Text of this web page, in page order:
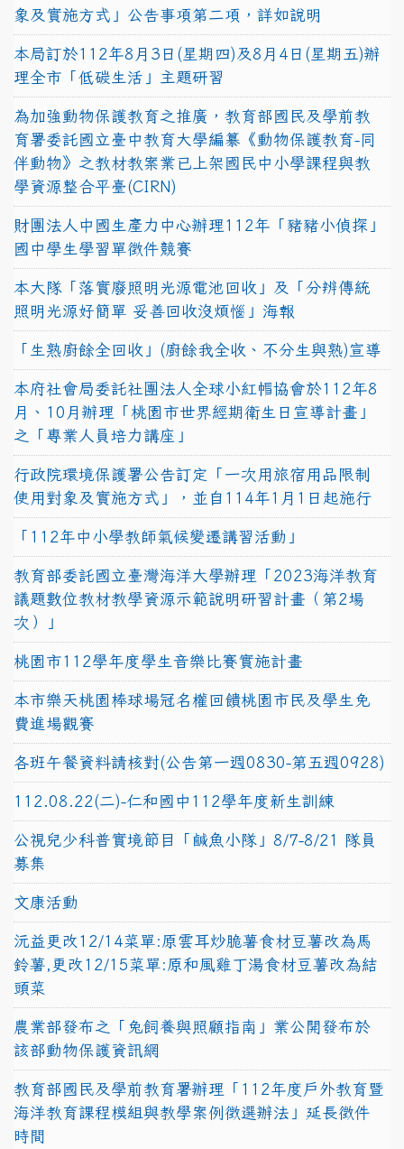
象及實施方式」公告事項第二項，詳如說明
本局訂於112年8月3日(星期四)及8月4日(星期五)辦
理全市「低碳生活」主題研習
為加強動物保護教育之推廣，教育部國民及學前教
育署委託國立臺中教育大學編纂《動物保護教育-同
伴動物》之教材教案業已上架國民中小學課程與教
學資源整合平臺(CIRN)
財團法人中國生產力中心辦理112年「豬豬小偵探」
國中學生學習單徵件競賽
本大隊「落實廢照明光源電池回收」及「分辨傳統
照明光源好簡單 妥善回收沒煩惱」海報
「生熟廚餘全回收」(廚餘我全收、不分生與熟)宣導
本府社會局委託社團法人全球小紅帽協會於112年8
月、10月辦理「桃園市世界經期衛生日宣導計畫」
之「專業人員培力講座」
行政院環境保護署公告訂定「一次用旅宿用品限制
使用對象及實施方式」，並自114年1月1日起施行
「112年中小學教師氣候變遷講習活動」
教育部委託國立臺灣海洋大學辦理「2023海洋教育
議題數位教材教學資源示範說明研習計畫（第2場
次）」
桃園市112學年度學生音樂比賽實施計畫
本市樂天桃園棒球場冠名權回饋桃園市民及學生免
費進場觀賽
各班午餐資料請核對(公告第一週0830-第五週0928)
112.08.22(二)-仁和國中112學年度新生訓練
公視兒少科普實境節目「鹹魚小隊」8/7-8/21 隊員
募集
文康活動
沅益更改12/14菜單:原雲耳炒脆薯食材豆薯改為馬
鈴薯,更改12/15菜單:原和風雞丁湯食材豆薯改為結
頭菜
農業部發布之「兔飼養與照顧指南」業公開發布於
該部動物保護資訊網
教育部國民及學前教育署辦理「112年度戶外教育暨
海洋教育課程模組與教學案例徵選辦法」延長徵件
時間